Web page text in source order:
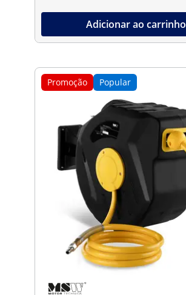
Adicionar ao carrinho
Promoção Popular